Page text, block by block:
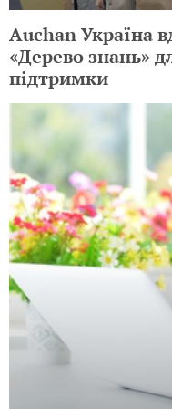
Auchan Україна
«Дерево знань»
підтримки